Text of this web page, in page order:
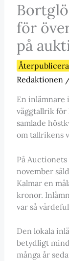
för
på
Redaktionen
En inlämnare
väggtallrik för
samlade
om tallrikens
På
november
Kalmar en
kronor.
var så
Den lokala
betydligt
många år